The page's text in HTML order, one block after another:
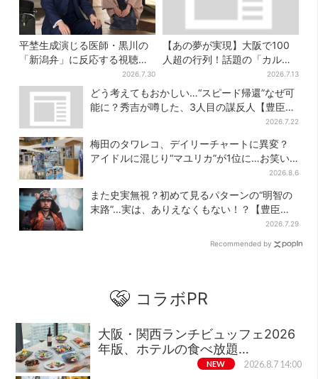
平埜生成演じる医師・黒川の
「新潟弁」に反応する視聴者
2026.7.30
【あの夢が実現】大阪で100
人超の行列！話題の「カルピ
スじゃぐち」本格始動、2030
年までに1000台へ
2026.7.13
どう考えてもおかしい…“スピード帰還”なぜ可
能に？秀吉が噂した、3人目の謀反人【豊臣兄
2026.7.22
梅田のタワレコ、デイリーチャートに異変？
アイドルに混じり“マユリカ”が1位に…お笑い
2026.8.6
また史実無視？初めて見るパターンの“明智の
末路”…実は、ありえなくもない！？【豊臣兄
2026.7.29
Recommended by
コラボPR
大阪・関西ランチビュッフェ2026
年版、ホテルの食べ放題…
NEW 2026.8.7 14:00